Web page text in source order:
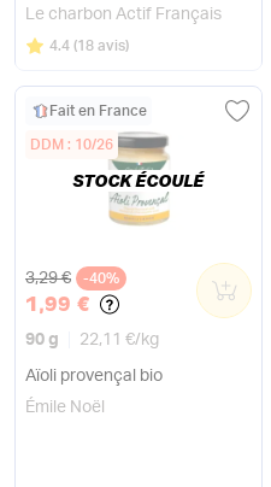
Le charbon Actif Français
Note
4.4 sur 5
(18 avis)
Fait en France
DDM : 10/26
Ancien prix
3,29 € -40%
1,99 €
90 g 22,11 €/ kg
Aïoli provençal bio
0
Émile Noël
STOCK ÉCOULÉ